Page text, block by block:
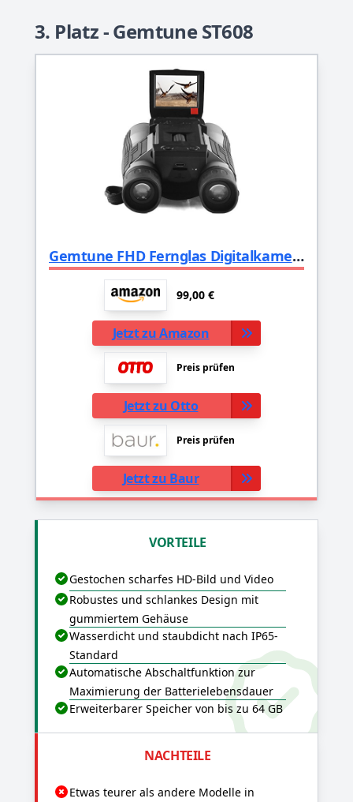
3. Platz - Gemtune ST608
Gemtune FHD Fernglas Digitalkamera Teleskop Digital Camera Binoculars with Folding Prism hohe Auflösung
99,00 €
Jetzt zu Amazon
Preis prüfen
Jetzt zu Otto
Preis prüfen
Jetzt zu Baur
VORTEILE
Gestochen scharfes HD-Bild und Video
Robustes und schlankes Design mit
gummiertem Gehäuse
Wasserdicht und staubdicht nach IP65-
Standard
Automatische Abschaltfunktion zur
Maximierung der Batterielebensdauer
Erweiterbarer Speicher von bis zu 64 GB
NACHTEILE
Etwas teurer als andere Modelle in